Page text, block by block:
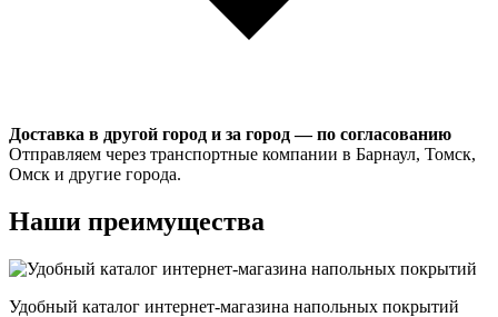
Доставка в другой город и за город — по согласованию
Отправляем через транспортные компании в Барнаул, Томск,
Омск и другие города.
Наши преимущества
Удобный каталог интернет-магазина напольных покрытий